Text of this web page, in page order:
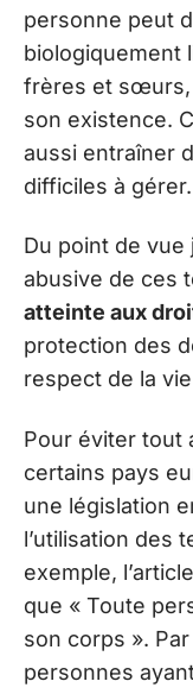
personne peut
biologiquement
frères et sœurs,
son existence.
aussi entraîner
difficiles à gérer.
Du point de vue
abusive de ces
atteinte aux
protection des
respect de la
Pour éviter tout
certains pays
une législation
l’utilisation des
exemple,
que « Toute
son corps ».
personnes